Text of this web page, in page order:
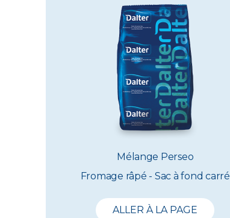
Mélange Perseo
Fromage râpé - Sac à fond carré
ALLER À LA PAGE